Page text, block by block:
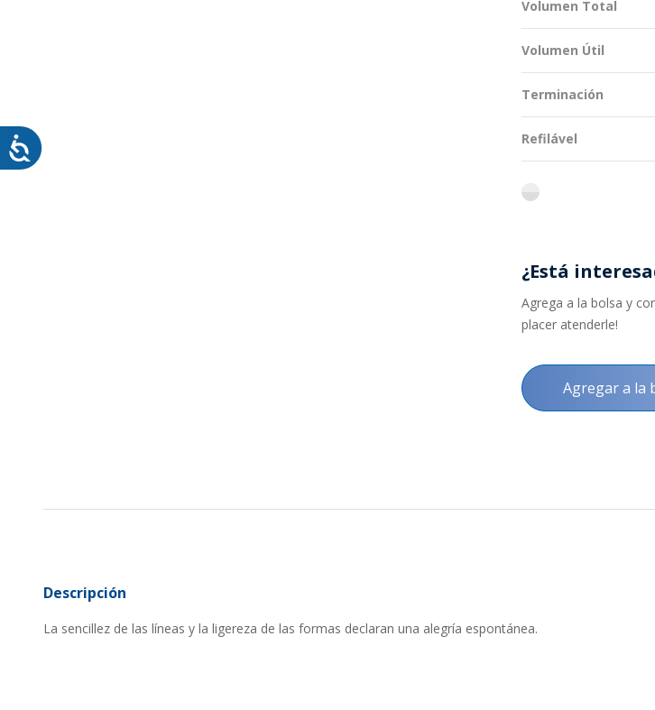
Volumen Total
Volumen Útil
Terminación
Refilável
flint
¿Está
Agrega a la bolsa y
placer atenderle!
Agregar a la
Descripción
La sencillez de las líneas y la ligereza de las formas declaran una alegría espontánea.